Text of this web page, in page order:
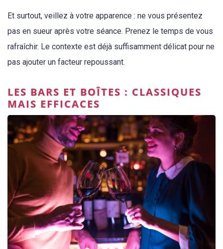
Et surtout, veillez à votre apparence : ne vous présentez
pas en sueur après votre séance. Prenez le temps de vous
rafraîchir. Le contexte est déjà suffisamment délicat pour ne
pas ajouter un facteur repoussant.
LES BARS ET BOÎTES : CLASSIQUES
MAIS EFFICACES